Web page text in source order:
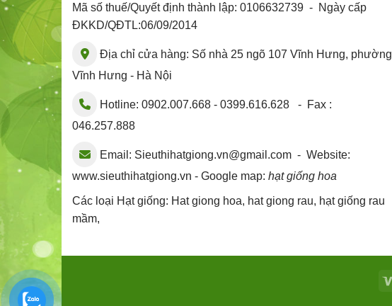
Mã số thuế/Quyết định thành lập: 0106632739 - Ngày cấp
ĐKKD/QĐTL:06/09/2014
Địa chỉ cửa hàng: Số nhà 25 ngõ 107 Vĩnh Hưng, phường
Vĩnh Hưng - Hà Nội
Hotline: 0902.007.668 - 0399.616.628 - Fax :
046.257.888
Email: Sieuthihatgiong.vn@gmail.com - Website:
www.sieuthihatgiong.vn - Google map: hạt giống hoa
Các loại Hạt giống: Hat giong hoa, hat giong rau, hạt giống rau
mầm,